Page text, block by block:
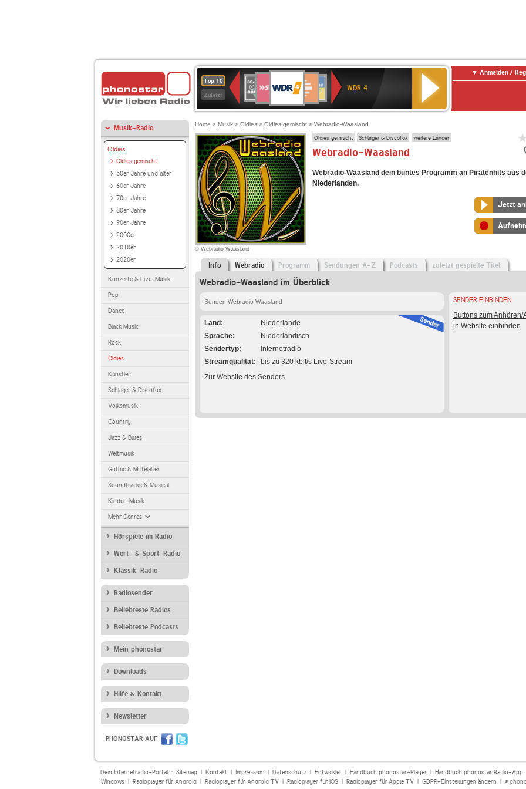
Top 10
Zuletzt
Deutschlandfunk
80er
90er
OLDIE
ANTENNE
4
Deutschlandfunk
Kultur
ANTENNE
BAYERN
2Baden-
Württemberg
WDR 4
Anmelden /
Musik-Radio
Oldies
Oldies gemischt
50er Jahre und älter
60er Jahre
70er Jahre
80er Jahre
90er Jahre
2000er
2010er
2020er
Konzerte & Live-Musik
Pop
Dance
Black Music
Rock
Oldies
Künstler
Schlager & Discofox
Volksmusik
Country
Jazz & Blues
Weltmusik
Gothic & Mittelalter
Soundtracks & Musical
Kinder-Musik
Mehr Genres
Hörspiele im Radio
Wort- & Sport-Radio
Klassik-Radio
Radiosender
Beliebteste Radios
Beliebteste Podcasts
Mein phonostar
Downloads
Hilfe & Kontakt
Newsletter
PHONOSTAR AUF
Home > Musik > Oldies > Oldies gemischt > Webradio-Waasland
© Webradio-Waasland
Oldies gemischt Schlager & Discofox weitere Länder
Webradio-Waasland
Webradio-Waasland dein buntes Programm an Piratenhits aus
Niederlanden.
Jetzt
Info Webradio Programm Sendungen A-Z Podcasts zuletzt gespielte Titel
Webradio-Waasland im Überblick
Sender: Webradio-Waasland
Land
Niederlande
Sprache
Niederländisch
Sendertyp
Internetradio
Streamqualität
bis zu 320 kbit/s Live-Stream
Zur Website des Senders
SENDER EINBINDEN
Buttons zum Anhören/
in Website einbinden
Dein Internetradio-Portal : Sitemap| Kontakt| Impressum| Datenschutz| Entwickler| Handbuch phonostar-Player| Handbuch phonostar Radio-App
Windows| Radioplayer für Android| Radioplayer für Android TV| Radioplayer für iOS| Radioplayer für Apple TV| GDPR-Einstellungen ändern | ©